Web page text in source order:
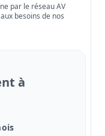
par le réseau AV
besoins de nos
à